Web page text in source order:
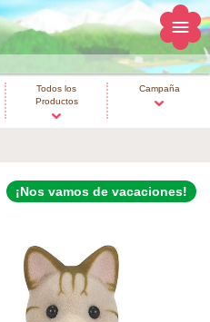
Todos los
Productos
Campaña
¡Nos vamos de vacaciones!